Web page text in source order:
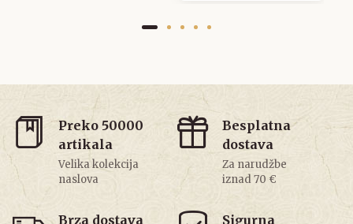
Preko 50000
artikala
Velika kolekcija
naslova
Besplatna
dostava
Za narudžbe
iznad 70 €
Brza dostava Sigurna